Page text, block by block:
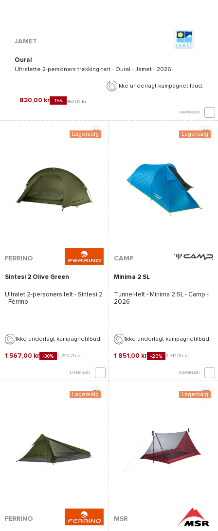
JAMET
Oural
Ultralette 2-personers trekking-telt - Oural - Jamet - 2026
Ikke underlagt kampagnetilbud.
820,00 kr -15% 962,00 kr
SAMMENLIGN
Lagersalg
FERRINO
Sintesi 2 Olive Green
Ultralet 2-personers telt - Sintesi 2
- Ferrino
Ikke underlagt kampagnetilbud.
1 567,00 kr -30% 2 240,25 kr
SAMMENLIGN
Lagersalg
CAMP
Minima 2 SL
Tunnel-telt - Minima 2 SL - Camp -
2026
Ikke underlagt kampagnetilbud.
1 851,00 kr -20% 2 314,95 kr
SAMMENLIGN
Lagersalg
FERRINO
Lagersalg
MSR